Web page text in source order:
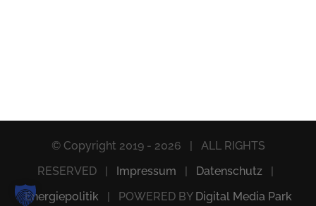
© Copyright 2019 - 2026 | ALL RIGHTS
RESERVED |
Impressum Datenschutz|
Energiepolitik | POWERED BY Digital Media Park